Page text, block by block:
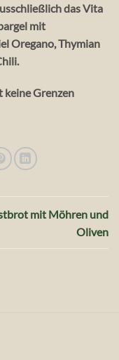
das Vita
mit
Oregano, Thymian
keine Grenzen
mit Möhren und
Oliven